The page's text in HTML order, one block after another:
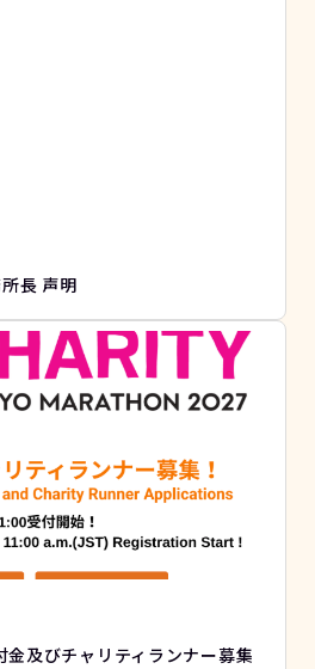
長 声明
及びチャリティランナー募集